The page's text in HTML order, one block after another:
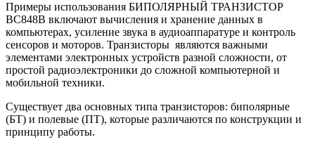
Примеры использования БИПОЛЯРНЫЙ ТРАНЗИСТОР
BC848B включают вычисления и хранение данных в
компьютерах, усиление звука в аудиоаппаратуре и контроль
сенсоров и моторов. Транзисторы являются важными
элементами электронных устройств разной сложности, от
простой радиоэлектроники до сложной компьютерной и
мобильной техники.
Существует два основных типа транзисторов: биполярные
(БТ) и полевые (ПТ), которые различаются по конструкции и
принципу работы.